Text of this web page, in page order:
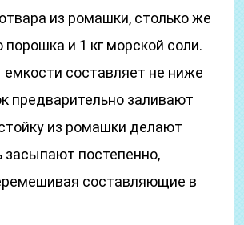
из ромашки, столько же
порошка и 1 кг морской соли.
составляет не ниже
предварительно заливают
из ромашки делают
засыпают постепенно,
составляющие в